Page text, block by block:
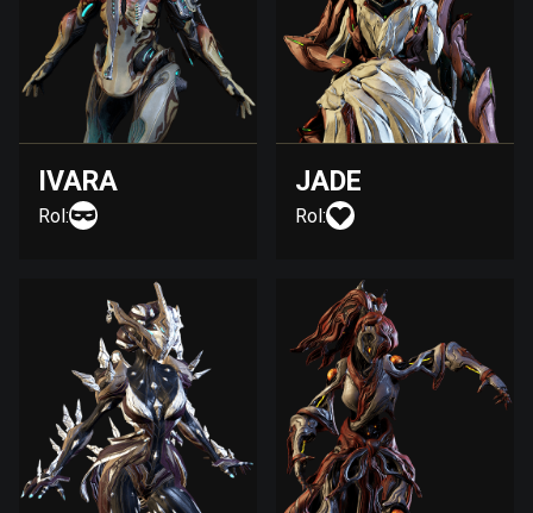
IVARA
Rol:
JADE
Rol: